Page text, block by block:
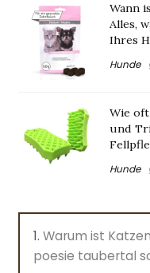
Wann
Alles,
Ihres
Hunde
Wie
und
Hunde
Warum ist
poesie taubertal